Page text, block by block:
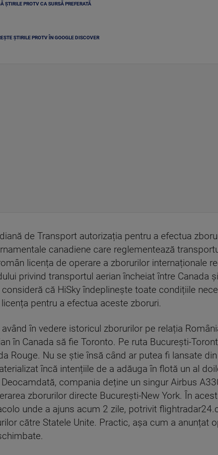
ȘTIRILE PROTV CA SURSĂ PREFERATĂ
ȘTIRILE PROTV ÎN GOOGLE DISCOVER
de Transport autorizația pentru a efectua
canadiene care reglementează
licența de operare a zborurilor internaționale
privind transportul aerian încheiat între Canada
că HiSky îndeplinește toate condițiile
pentru a efectua aceste zboruri.
în vedere istoricul zborurilor pe relația
în Canada să fie Toronto. Pe ruta București-
Rouge. Nu se știe însă când ar putea fi lansate
încă intențiile de a adăuga în flotă un al
compania deține un singur Airbus
zborurilor directe București-New York. În
unde a ajuns acum 2 zile, potrivit
către Statele Unite. Practic, așa cum a anunțat